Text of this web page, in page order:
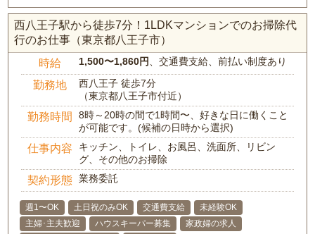
西八王子駅から徒歩7分！1LDKマンションでのお掃除代
行のお仕事（東京都八王子市）
時給 1,500〜1,860円、交通費支給、前払い制度あり
勤務地
西八王子 徒歩7分
（東京都八王子市付近）
勤務時間
8時～20時の間で1時間〜、好きな日に働くこと
が可能です。(候補の日時から選択)
仕事内容
キッチン、トイレ、お風呂、洗面所、リビン
グ、その他のお掃除
契約形態 業務委託
週1〜OK 土日祝のみOK 交通費支給
未経験OK
主婦･主夫歓迎
ハウスキーパー募集
家政婦の求人